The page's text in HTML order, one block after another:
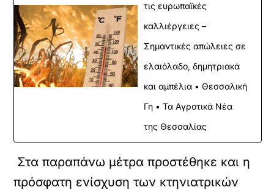
τις ευρωπαϊκές
καλλιέργειες –
Σημαντικές απώλειες σε
ελαιόλαδο, δημητριακά
και αμπέλια • Θεσσαλική
Γη • Τα Αγροτικά Νέα
της Θεσσαλίας
Στα παραπάνω μέτρα προστέθηκε και η
πρόσφατη ενίσχυση των κτηνιατρικών